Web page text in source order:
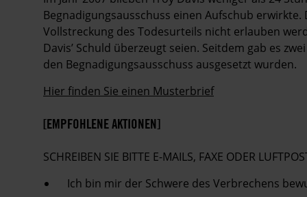
Begnadigungsausschuss einen Aufschub
Vollstreckung des Todesurteils nicht erlauben
Davis’ Schuld überzeugt seien. Seitdem gab es
den Begnadigungsausschuss ausgesetzt wurden.
Hier finden Sie einen Musterbrief
[EMPFOHLENE AKTIONEN]
SCHREIBEN SIE BITTE E-MAILS, FAXE ODER
Ich bin mir der Schwere des Verbrechens